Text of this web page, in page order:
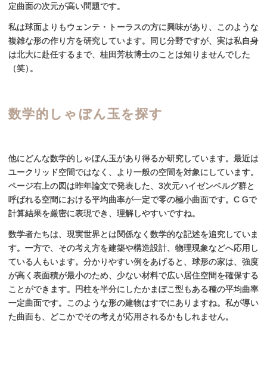
定曲面の次元が高い問題です。
私は球面よりもウェンテ・トーラスの方に興味があり、このような
複雑な形の作り方を研究しています。同じ分野ですが、実は私自身
は北大に赴任するまで、桂田芳枝博士のことは知りませんでした
（笑） 。
数学的しゃぼん玉を探す
他にどんな数学的しゃぼん玉があり得るか研究しています。最近は
ユークリッド空間ではなく、より一般の空間を対象にしています。
ページ右上の図は昨年論文で発表した、3次元ハイゼンベルグ群と
呼ばれる空間における平均曲率が一定で零の極小曲面です。C Gで
計算結果を厳密に表現でき、理解しやすいですね。
数学者たちは、現実世界とは関係なく数学的な記述を追究していま
す。一方で、その考え方を建築や構造設計、物理現象などへ応用し
ている人もいます。分かりやすい例をあげると、球形の家は、強度
が高く表面積が最小のため、少ない材料で広い居住空間を確保する
ことができます。円柱を半分にしたかまぼこ型もある種の平均曲率
一定曲面です。このような形の建物はすでにありますね。私が導い
た曲面も、どこかでその考えが応用されるかもしれません。